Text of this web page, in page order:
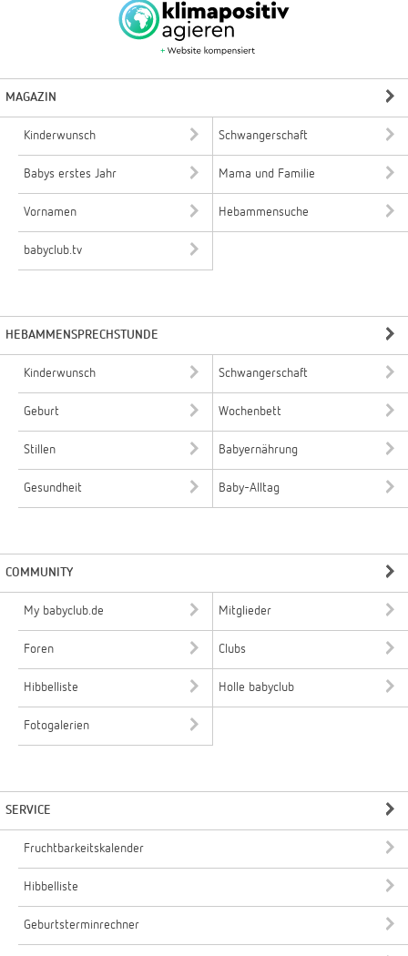
MAGAZIN
Kinderwunsch Schwangerschaft
Babys erstes Jahr Mama und Familie
Vornamen Hebammensuche
babyclub.tv
HEBAMMENSPRECHSTUNDE
Kinderwunsch Schwangerschaft
Geburt Wochenbett
Stillen Babyernährung
Gesundheit Baby-Alltag
COMMUNITY
My babyclub.de Mitglieder
Foren Clubs
Hibbelliste Holle babyclub
Fotogalerien
SERVICE
Fruchtbarkeitskalender
Hibbelliste
Geburtsterminrechner